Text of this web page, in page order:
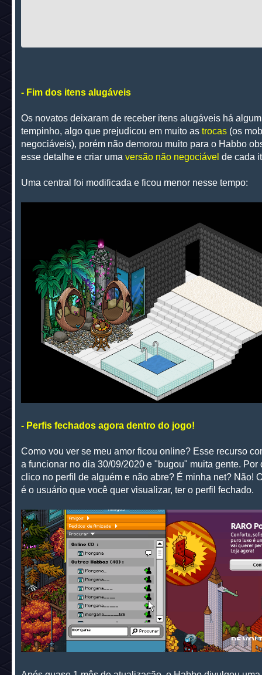
- Fim dos itens alugáveis
Os novatos deixaram de receber itens alugáveis há algum
tempinho, algo que prejudicou em muito as trocas(os
negociáveis), porém não demorou muito para o Habbo
esse detalhe e criar uma versão não negociável de cada
Uma central foi modificada e ficou menor nesse tempo:
- Perfis fechados agora dentro do jogo!
Como vou ver se meu amor ficou online? Esse recurso
a funcionar no dia 30/09/2020 e "bugou" muita gente. Por
clico no perfil de alguém e não abre? É minha net? Não!
é o usuário que você quer visualizar, ter o perfil fechado.